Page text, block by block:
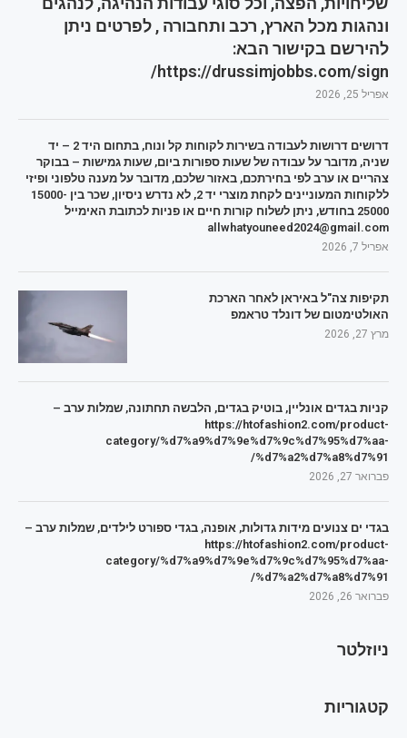
ונהגות מכל הארץ, רכב ותחבורה , לפרטים ניתן
להירשם בקישור הבא:
https://drussimjobbs.com/sign/
אפריל 25, 2026
דרושים דרושות לעבודה בשירות לקוחות קל ונוח, בתחום היד 2 – יד
שניה, מדובר על עבודה של שעות ספורות ביום, שעות גמישות – בבוקר
צהריים או ערב לפי בחירתכם, באזור שלכם, מדובר על מענה טלפוני ופיזי
ללקוחות המעוניינים לקחת מוצרי יד 2, לא נדרש ניסיון, שכר בין 15000-
25000 בחודש, ניתן לשלוח קורות חיים או פניות לכתובת האימייל
allwhatyouneed2024@gmail.com
אפריל 7, 2026
תקיפות צה"ל באיראן לאחר הארכת
האולטימטום של דונלד טראמפ
מרץ 27, 2026
קניות בגדים אונליין, בוטיק בגדים, הלבשה תחתונה, שמלות ערב –
https://htofashion2.com/product-
category/%d7%a9%d7%9e%d7%9c%d7%95%d7%aa-
%d7%a2%d7%a8%d7%91/
פברואר 27, 2026
בגדי ים צנועים מידות גדולות, אופנה, בגדי ספורט לילדים, שמלות ערב –
https://htofashion2.com/product-
category/%d7%a9%d7%9e%d7%9c%d7%95%d7%aa-
%d7%a2%d7%a8%d7%91/
פברואר 26, 2026
ניוזלטר
קטגוריות